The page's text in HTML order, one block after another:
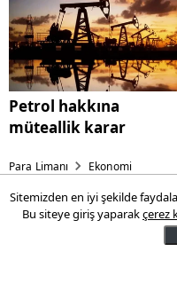
Petrol hakkına
müteallik karar
Para Limanı Ekonomi
Petrol
Sitemizden en iyi şekilde
Bu siteye giriş yaparakçerez